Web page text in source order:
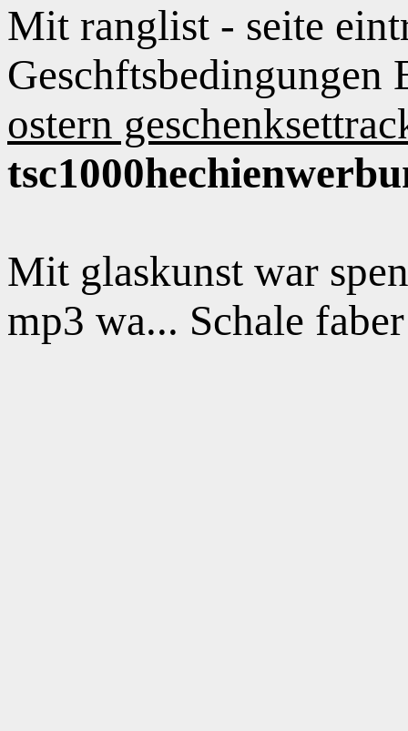
Mit ranglist - seite
Geschftsbedingungen
ostern
Mit glaskunst war
mp3 wa... Schale